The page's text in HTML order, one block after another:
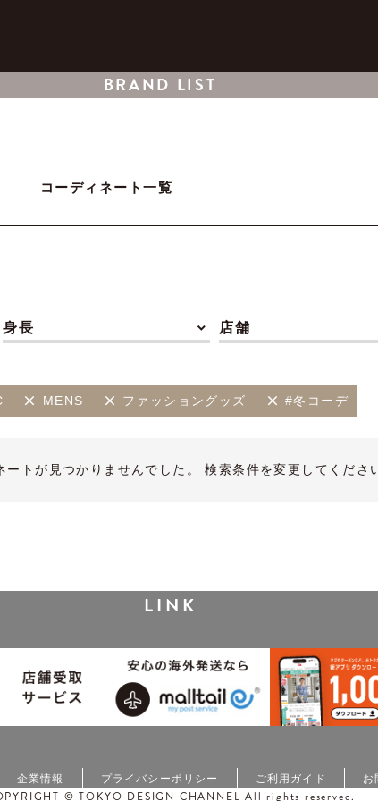
BRAND LIST
コーディネート一覧
身長 店舗
MENS ファッショングッズ #冬コーデ
トが見つかりませんでした。 検索条件を変更してくださ
LINK
企業情報 プライバシーポリシー ご利用ガイド お
© TOKYO DESIGN CHANNEL All rights reserved.